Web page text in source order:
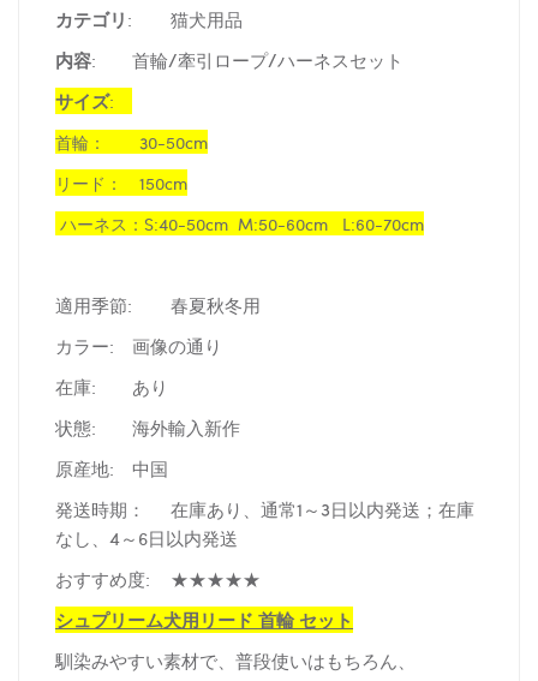
カテゴリ:
猫犬用品
内容:
首輪/牽引ロープ/ハーネスセット
サイズ:
首輪：　　30-50cm
リード： 150cm
ハーネス：S:40-50cm M:50-60cm L:60-70cm
適用季節:
春夏秋冬用
カラー:
画像の通り
在庫:
あり
状態:
海外輸入新作
原産地:
中国
発送時期：
在庫あり、通常1～3日以内発送；在庫
なし、4～6日以内発送
おすすめ度:
★★★★★
シュプリーム犬用リード 首輪 セット
馴染みやすい素材で、普段使いはもちろん、